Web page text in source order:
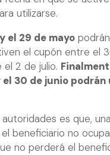
utilizarse.
el 29 de mayo
el cupón entre el
2 de julio.
30 de junio
es que,
beneficiario no
no perderá el